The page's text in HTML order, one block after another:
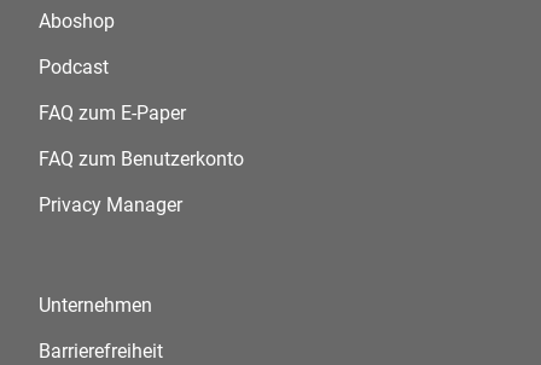
Aboshop
Podcast
FAQ zum E-Paper
FAQ zum Benutzerkonto
Privacy Manager
Unternehmen
Barrierefreiheit